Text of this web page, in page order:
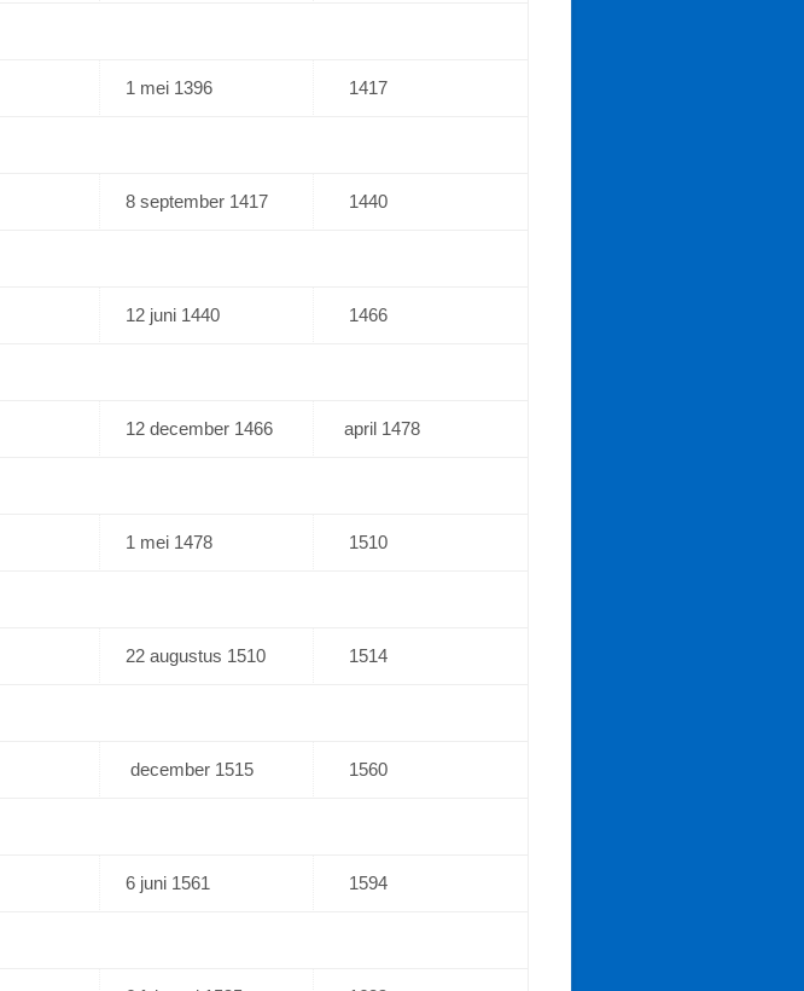
1 mei 1396 1417
8 september 1417 1440
12 juni 1440 1466
12 december 1466 april 1478
1 mei 1478 1510
22 augustus 1510 1514
december 1515 1560
6 juni 1561 1594